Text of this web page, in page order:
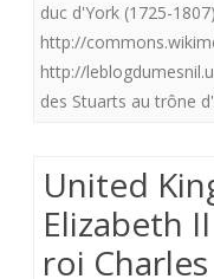
qu’en
est-
il
la
des
duc d'York (1725-1807)
http://
http://
des Stuarts au trône
United
Elizabeth
roi Charles